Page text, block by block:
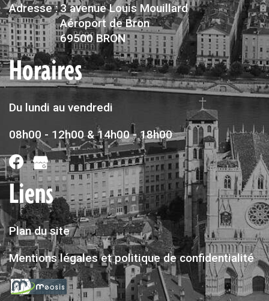
Adresse :3 avenue Louis Mouillard
Aéroport de Bron
69500 BRON
Horaires
Du lundi au vendredi
08h00 - 12h00 & 14h00 - 18h00
Liens
Plan du site
Mentions légales et politique de confidentialité